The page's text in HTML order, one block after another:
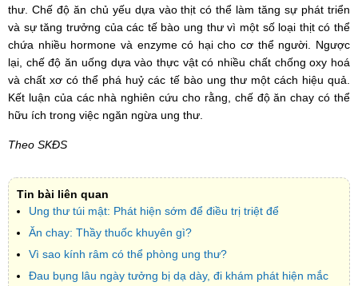
thư. Chế độ ăn chủ yếu dựa vào thịt có thể làm tăng sự phát triển
và sự tăng trưởng của các tế bào ung thư vì một số loại thịt có thể
chứa nhiều hormone và enzyme có hại cho cơ thể người. Ngược
lại, chế độ ăn uống dựa vào thực vật có nhiều chất chống oxy hoá
và chất xơ có thể phá huỷ các tế bào ung thư một cách hiệu quả.
Kết luận của các nhà nghiên cứu cho rằng, chế độ ăn chay có thể
hữu ích trong việc ngăn ngừa ung thư.
Theo SKĐS
Tin bài liên quan
Ung thư túi mật: Phát hiện sớm để điều trị triệt để
Ăn chay: Thầy thuốc khuyên gì?
Vì sao kính râm có thể phòng ung thư?
Đau bụng lâu ngày tưởng bị dạ dày, đi khám phát hiện mắc